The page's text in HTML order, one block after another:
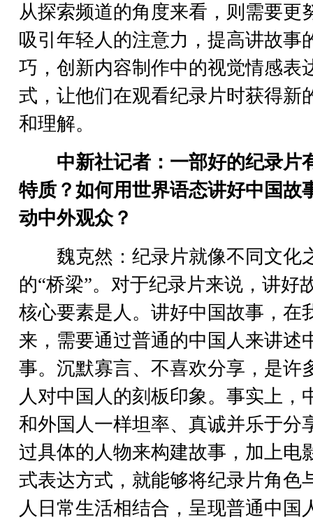
从探索频道的角度来看，则需要更
吸引年轻人的注意力，提高讲故事
巧，创新内容制作中的视觉情感表
式，让他们在观看纪录片时获得新
和理解。
中新社记者：一部好的纪录片
特质？如何用世界语态讲好中国故
动中外观众？
魏克然：纪录片就像不同文化
的“桥梁”。对于纪录片来说，讲好
核心要素是人。讲好中国故事，在
来，需要通过普通的中国人来讲述
事。沉默寡言、不喜欢分享，是许
人对中国人的刻板印象。事实上，
和外国人一样坦率、真诚并乐于分
过具体的人物来构建故事，加上电
式表达方式，就能够将纪录片角色
人日常生活相结合，呈现普通中国